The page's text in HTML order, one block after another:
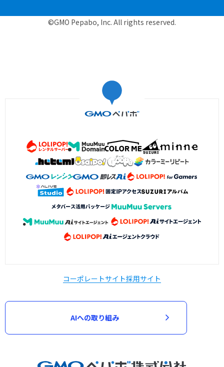
©GMO Pepabo, Inc. All rights reserved.
コーポレートサイト採用サイト
AIへの取り組み